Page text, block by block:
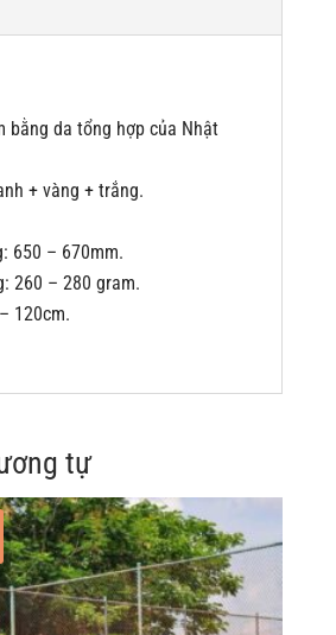
bằng da tổng hợp của Nhật
+ vàng + trắng.
650 – 670mm.
260 – 280 gram.
120cm.
tự